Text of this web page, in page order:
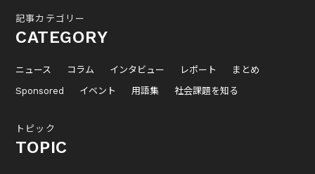
記事カテゴリー
CATEGORY
ニュース コラム インタビュー レポート
まとめ
Sponsored
イベント 用語集 社会課題を知る
トピック
TOPIC